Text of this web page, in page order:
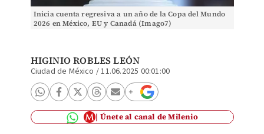
Inicia cuenta regresiva a un año de la Copa del Mundo
2026 en México, EU y Canadá (Imago7)
HIGINIO ROBLES LEÓN
Ciudad de México /11.06.2025 00:01:00
Únete al canal de Milenio